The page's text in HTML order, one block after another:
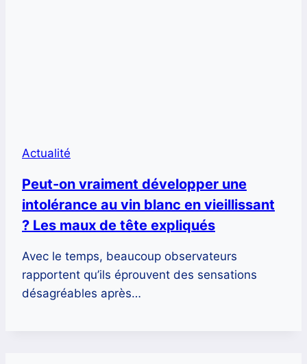
Actualité
Peut-on vraiment développer une
intolérance au vin blanc en vieillissant
? Les maux de tête expliqués
Avec le temps, beaucoup observateurs
rapportent qu’ils éprouvent des sensations
désagréables après…